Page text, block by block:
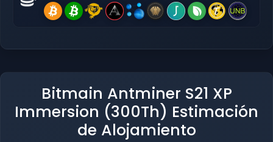
Bitmain Antminer S21 XP
Immersion (300Th) Estimación
de Alojamiento